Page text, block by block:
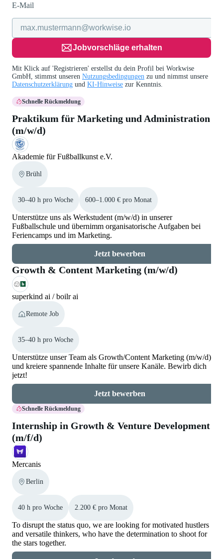
E-Mail
Jobvorschläge erhalten
Mit Klick auf 'Registrieren' erstellst du dein Profil bei Workwise
GmbH, stimmst unseren Nutzungsbedingungen zu und nimmst unsere
Datenschutzerklärung und KI-Hinweise zur Kenntnis.
Schnelle Rückmeldung
Praktikum für Marketing und Administration
(m/w/d)
Akademie für Fußballkunst e.V.
Brühl
30–40 h pro Woche 600–1.000 € pro Monat
Unterstütze uns als Werkstudent (m/w/d) in unserer
Fußballschule und übernimm organisatorische Aufgaben bei
Feriencamps und im Marketing.
Jetzt bewerben
Growth & Content Marketing (m/w/d)
superkind ai / boilr ai
Remote Job
35–40 h pro Woche
Unterstütze unser Team als Growth/Content Marketing (m/w/d)
und kreiere spannende Inhalte für unsere Kanäle. Bewirb dich
jetzt!
Jetzt bewerben
Schnelle Rückmeldung
Internship in Growth & Venture Development
(m/f/d)
Mercanis
Berlin
40 h pro Woche 2.200 € pro Monat
To disrupt the status quo, we are looking for motivated hustlers
and versatile thinkers, who have the determination to shoot for
the stars together.